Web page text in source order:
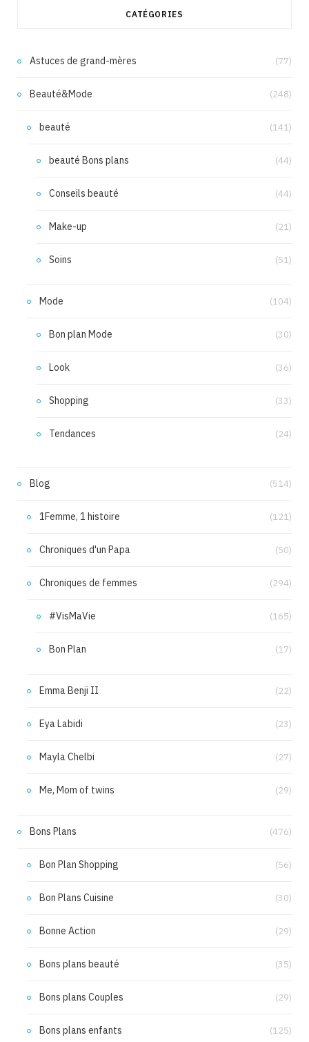
CATÉGORIES
Astuces de grand-mères (77)
Beauté&Mode (248)
beauté (141)
beauté Bons plans (44)
Conseils beauté (44)
Make-up (21)
Soins (51)
Mode (104)
Bon plan Mode (30)
Look (36)
Shopping (33)
Tendances (24)
Blog (514)
1Femme, 1 histoire (121)
Chroniques d'un Papa (50)
Chroniques de femmes (294)
#VisMaVie (165)
Bon Plan (17)
Emma Benji II (22)
Eya Labidi (23)
Mayla Chelbi (27)
Me, Mom of twins (29)
Bons Plans (476)
Bon Plan Shopping (56)
Bon Plans Cuisine (30)
Bonne Action (29)
Bons plans beauté (35)
Bons plans Couples (29)
Bons plans enfants (125)